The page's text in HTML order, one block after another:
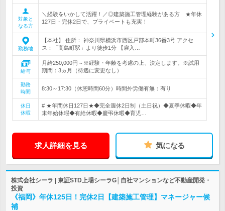
対象と
なる方
＼経験をいかして活躍！／◎建築施工管理経験がある方 ★年休
127日・完休2日で、プライベートも充実！
勤務地
【本社】 住所： 神奈川県横浜市西区戸部本町36番3号 アクセ
ス：「高島町駅」より徒歩1分 【雇入…
給与
月給250,000円～※経験・年齢を考慮の上、決定します。※試用
期間：3ヵ月（待遇に変更なし）
勤務
時間
8:30～17:30（休憩時間60分）時間外労働有無：有り
休日
休暇
# ★年間休日127日★◆完全週休2日制（土日祝）◆夏季休暇◆年
末年始休暇◆有給休暇◆慶弔休暇◆育児…
求人詳細を見る 気になる
株式会社シーラ | 東証STD上場シーラG│自社マンションなど不動産開発・
投資
《福岡》年休125日！完休2日【建築施工管理】マネージャー候
補